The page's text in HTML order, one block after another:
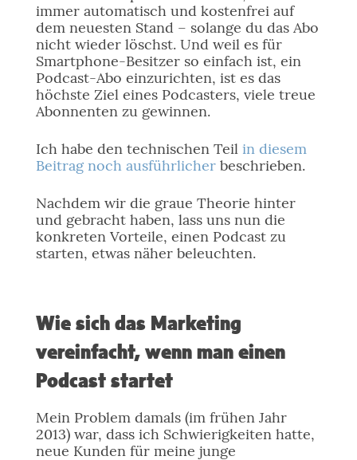
immer automatisch und kostenfrei auf
dem neuesten Stand – solange du das Abo
nicht wieder löschst. Und weil es für
Smartphone-Besitzer so einfach ist, ein
Podcast-Abo einzurichten, ist es das
höchste Ziel eines Podcasters, viele treue
Abonnenten zu gewinnen.
Ich habe den technischen Teil in diesem
Beitrag noch ausführlicherbeschrieben.
Nachdem wir die graue Theorie hinter
und gebracht haben, lass uns nun die
konkreten Vorteile, einen Podcast zu
starten, etwas näher beleuchten.
Wie sich das Marketing
vereinfacht, wenn man einen
Podcast startet
Mein Problem damals (im frühen Jahr
2013) war, dass ich Schwierigkeiten hatte,
neue Kunden für meine junge